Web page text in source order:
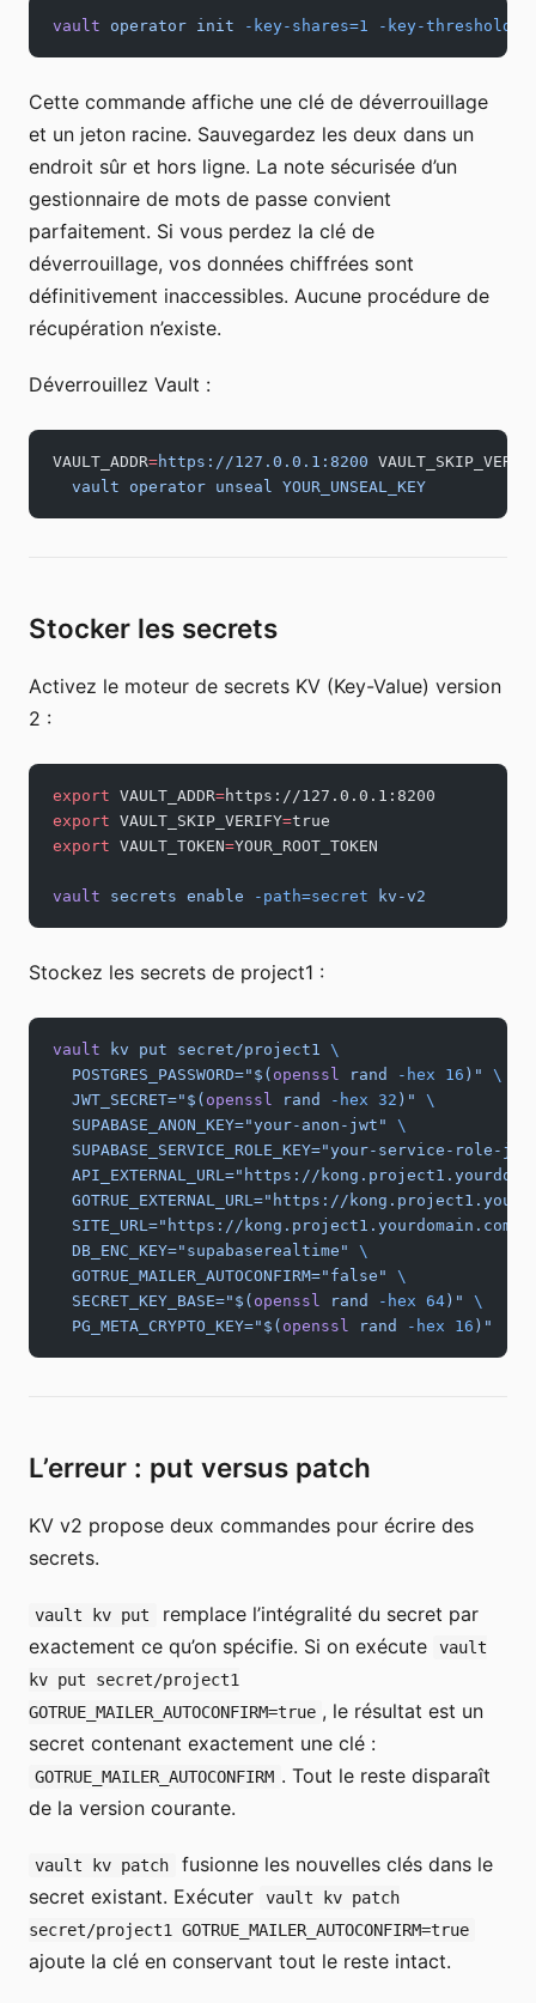
vault operator init -key-shares=1 -key-threshold=1
Cette commande affiche une clé de déverrouillage
et un jeton racine. Sauvegardez les deux dans un
endroit sûr et hors ligne. La note sécurisée d’un
gestionnaire de mots de passe convient
parfaitement. Si vous perdez la clé de
déverrouillage, vos données chiffrées sont
définitivement inaccessibles. Aucune procédure de
récupération n’existe.
Déverrouillez Vault :
VAULT_ADDR=https://127.0.0.1:8200
  vault
operator unseal YOUR_UNSEAL_KEY
Stocker les secrets
Activez le moteur de secrets KV (Key-Value) version
2 :
export VAULT_ADDR=https://127.0.0.1:8200
export VAULT_SKIP_VERIFY=true
export VAULT_TOKEN=YOUR_ROOT_TOKEN
vault secrets enable -path=secret kv-v2
Stockez les secrets de project1 :
vault kv put secret/project1 \
  POSTGRES_PASSWORD="$(
openssl rand -hex 16 )"
\
  JWT_SECRET="$(
openssl rand -hex 32 )"
\
  SUPABASE_ANON_KEY="your-anon-jwt"
\
SUPABASE_SERVICE_ROLE_KEY="your-service-role-
API_EXTERNAL_URL="https://
GOTRUE_EXTERNAL_URL="https://
  SITE_URL="https://kong.project1.yourdomain.com"
  DB_ENC_KEY="supabaserealtime"
\
  GOTRUE_MAILER_AUTOCONFIRM="false"
\
  SECRET_KEY_BASE="$(
openssl rand -hex 64 )"
\
  PG_META_CRYPTO_KEY="$(
openssl rand -hex 16 )"
L’erreur : put versus patch
KV v2 propose deux commandes pour écrire des
secrets.
vault kv put
remplace l’intégralité du secret par
exactement ce qu’on spécifie. Si on exécute
vault
kv put secret/project1
GOTRUE_MAILER_AUTOCONFIRM=true , le résultat est un
secret contenant exactement une clé :
GOTRUE_MAILER_AUTOCONFIRM . Tout le reste disparaît
de la version courante.
vault kv patch
fusionne les nouvelles clés dans le
secret existant. Exécuter
vault kv patch
secret/project1 GOTRUE_MAILER_AUTOCONFIRM=true
ajoute la clé en conservant tout le reste intact.